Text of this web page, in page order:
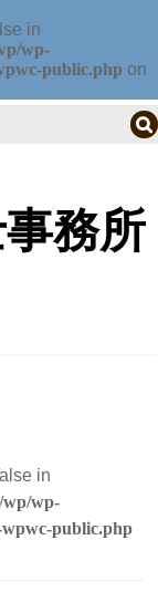
in
wp-
public.php on
務所
in
wp/wp-
public.php